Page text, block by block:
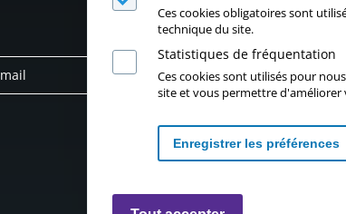
Ces cookies obligatoires sont
technique du site.
Statistiques de fréquentation
Ces cookies sont utilisés pour
site et vous permettre d'améliorer
Enregistrer les préférences